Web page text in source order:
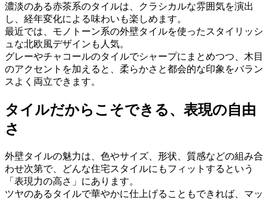
濃淡のある赤茶系のタイルは、クラシカルな雰囲気を演出
し、経年変化による味わいも楽しめます。
最近では、モノトーン系の外壁タイルを使ったスタイリッシ
ュな北欧風デザインも人気。
グレーやチャコールのタイルでシャープにまとめつつ、木目
のアクセントを加えると、柔らかさと都会的な印象をバラン
スよく両立できます。
タイルだからこそできる、表現の自由
さ
外壁タイルの魅力は、色やサイズ、形状、質感などの組み合
わせ次第で、どんな住宅スタイルにもフィットするという
「表現力の高さ」にあります。
ツヤのあるタイルで華やかに仕上げることもできれば、マッ